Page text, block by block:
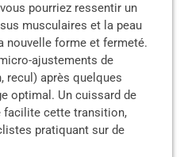
pourriez ressentir un
musculaires et la peau
nouvelle forme et fermeté.
ajustements de
recul) après quelques
optimal. Un cuissard de
facilite cette transition,
pratiquant sur de